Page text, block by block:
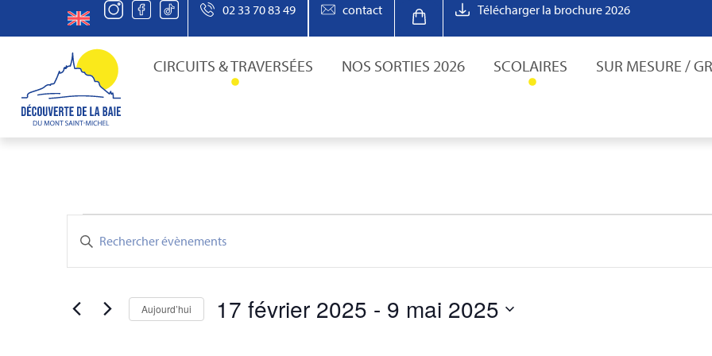
02 33 70 83 49 contact Télécharger la brochure 2026
CIRCUITS & TRAVERSÉES NOS SORTIES 2026 SCOLAIRES SUR MESURE /
Recherche
et
mot-
Rechercher
mot-
clé.
Aujourd’hui 17 février 2025 - 9 mai 2025